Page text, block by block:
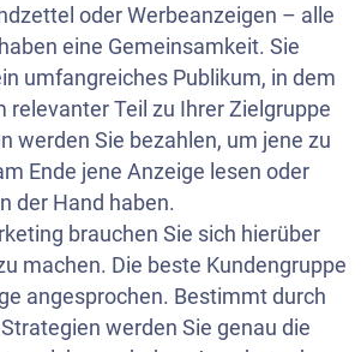
oder Werbeanzeigen – alle
eine Gemeinsamkeit. Sie
umfangreiches Publikum, in dem
relevanter Teil zu Ihrer Zielgruppe
werden Sie bezahlen, um jene zu
Ende jene Anzeige lesen oder
der Hand haben.
brauchen Sie sich hierüber
machen. Die beste Kundengruppe
angesprochen. Bestimmt durch
werden Sie genau die